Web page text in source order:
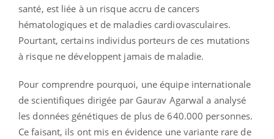
santé, est liée à un risque accru de cancers
hématologiques et de maladies cardiovasculaires.
Pourtant, certains individus porteurs de ces mutations
à risque ne développent jamais de maladie.
Pour comprendre pourquoi, une équipe internationale
de scientifiques dirigée par Gaurav Agarwal a analysé
les données génétiques de plus de 640.000 personnes.
Ce faisant, ils ont mis en évidence une variante rare de